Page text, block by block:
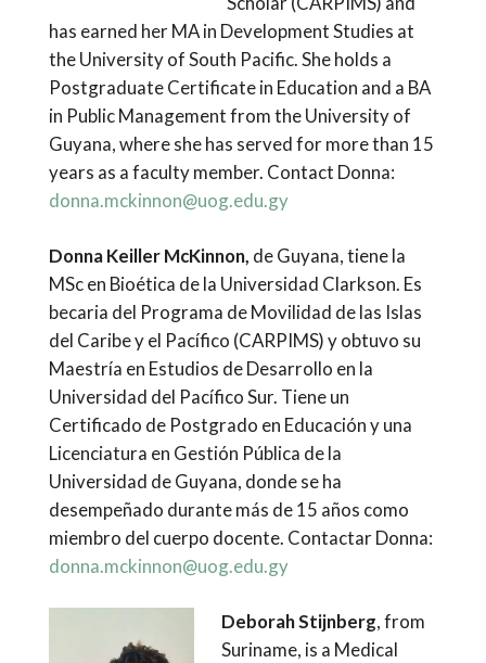
has earned her MA in Development Studies at
the University of South Pacific. She holds a
Postgraduate Certificate in Education and a BA
in Public Management from the University of
Guyana, where she has served for more than 15
years as a faculty member. Contact Donna:
donna.mckinnon@uog.edu.gy
Donna Keiller McKinnon, de Guyana, tiene la
MSc en Bioética de la Universidad Clarkson. Es
becaria del Programa de Movilidad de las Islas
del Caribe y el Pacífico (CARPIMS) y obtuvo su
Maestría en Estudios de Desarrollo en la
Universidad del Pacífico Sur. Tiene un
Certificado de Postgrado en Educación y una
Licenciatura en Gestión Pública de la
Universidad de Guyana, donde se ha
desempeñado durante más de 15 años como
miembro del cuerpo docente. Contactar Donna:
donna.mckinnon@uog.edu.gy
Deborah Stijnberg, from
Suriname, is a Medical